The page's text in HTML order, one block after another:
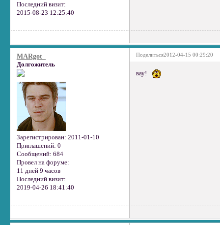
Последний визит:
2015-08-23 12:25:40
Поделиться2012-04-15 00:29:20
MARgot_
Долгожитель
Зарегистрирован: 2011-01-10
Приглашений: 0
Сообщений: 684
Провел на форуме:
11 дней 9 часов
Последний визит:
2019-04-26 18:41:40
вау!